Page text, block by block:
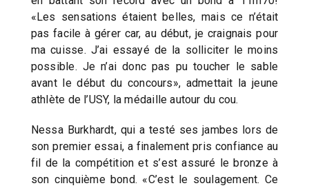
«Les sensations étaient belles, mais ce n’était
pas facile à gérer car, au début, je craignais pour
ma cuisse. J’ai essayé de la solliciter le moins
possible. Je n’ai donc pas pu toucher le sable
avant le début du concours», admettait la jeune
athlète de l’USY, la médaille autour du cou.
Nessa Burkhardt, qui a testé ses jambes lors de
son premier essai, a finalement pris confiance au
fil de la compétition et s’est assuré le bronze à
son cinquième bond. «C’est le soulagement. Ce